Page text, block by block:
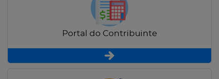
Portal do Contribuinte